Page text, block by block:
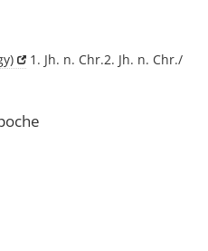
1. Jh. n. Chr.2. Jh. n. Chr./